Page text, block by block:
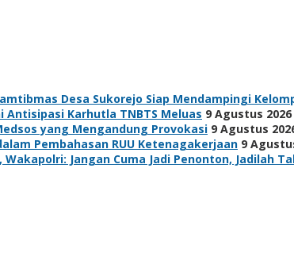
Desa Sukorejo Siap Mendampingi
Antisipasi Karhutla TNBTS Meluas 9 Agustus 2026
yang Mengandung Provokasi 9 Agustus
Pembahasan RUU Ketenagakerjaan 9
Wakapolri: Jangan Cuma Jadi Penonton, Jadilah